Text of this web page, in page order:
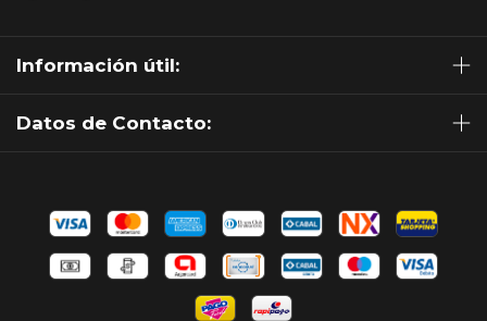
Información útil:
Datos de Contacto: